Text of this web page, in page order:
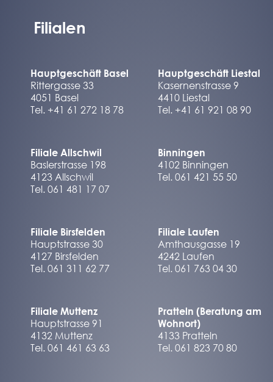
Filialen
Hauptgeschäft Basel
Rittergasse 33
4051 Basel
Tel. +41 61 272 18 78
Hauptgeschäft Liestal
Kasernenstrasse 9
4410 Liestal
Tel. +41 61 921 08 90
Filiale Allschwil
Baslerstrasse 198
4123 Allschwil
Tel. 061 481 17 07
Binningen
4102 Binningen
Tel. 061 421 55 50
Filiale Birsfelden
Hauptstrasse 30
4127 Birsfelden
Tel. 061 311 62 77
Filiale Laufen
Amthausgasse 19
4242 Laufen
Tel. 061 763 04 30
Filiale Muttenz
Hauptstrasse 91
4132 Muttenz
Tel. 061 461 63 63
Pratteln (Beratung am
Wohnort)
4133 Pratteln
Tel. 061 823 70 80